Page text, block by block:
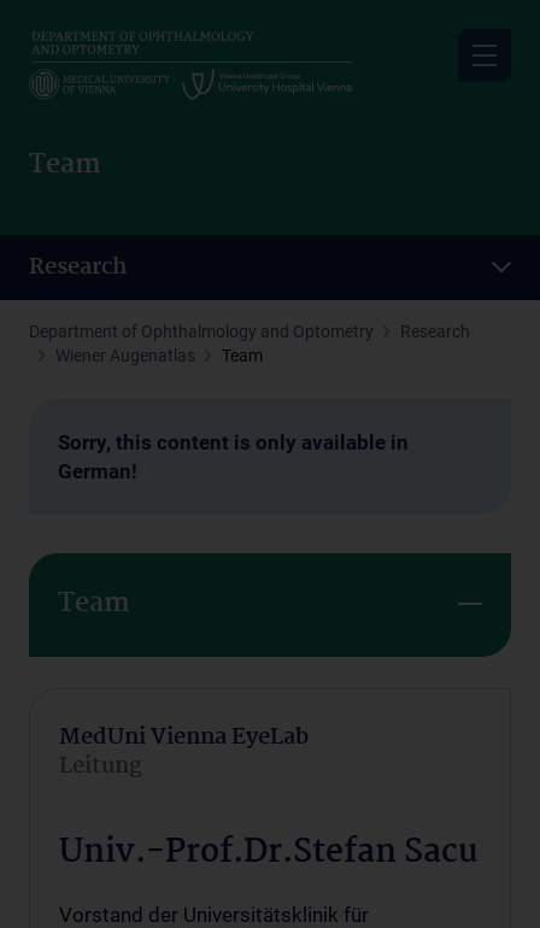
main
content
Team
Research
Department of Ophthalmology and Optometry
Research
Wiener Augenatlas
Team
Sorry, this content is only available in
German!
Team
MedUni Vienna EyeLab
Leitung
Univ.-Prof.Dr.Stefan Sacu
Vorstand der Universitätsklinik für